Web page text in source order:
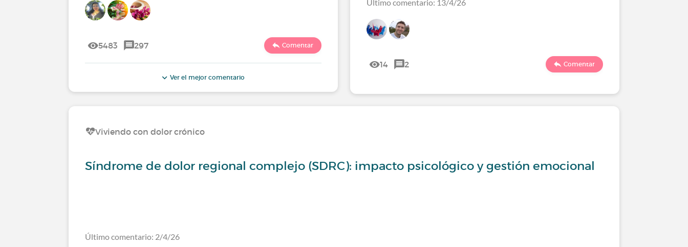
5483 297 Comentar
Ver el mejor comentario
Último comentario: 13/4/26
14 2 Comentar
Viviendo con dolor crónico
Síndrome de dolor regional complejo (SDRC): impacto psicológico y gestión emocional
Último comentario: 2/4/26